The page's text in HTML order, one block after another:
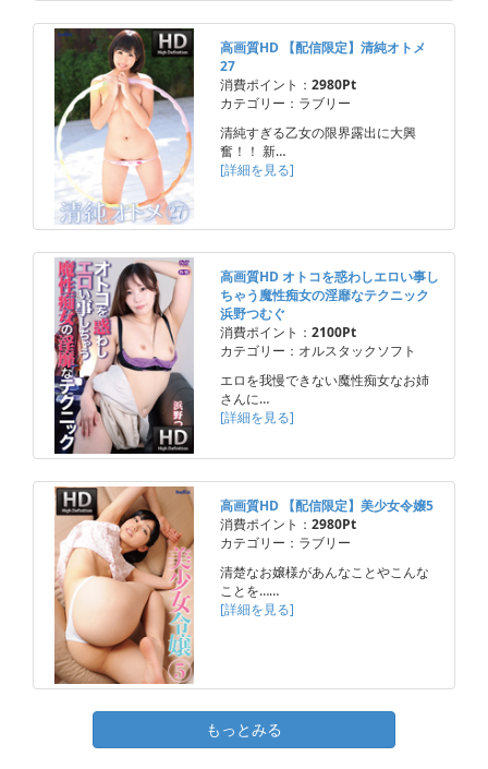
高画質HD 【配信限定】清純オトメ
27
消費ポイント： 2980Pt
カテゴリー：ラブリー
清純すぎる乙女の限界露出に大興
奮！！ 新…
[詳細を見る]
高画質HD オトコを惑わしエロい事し
ちゃう魔性痴女の淫靡なテクニック
浜野つむぐ
消費ポイント： 2100Pt
カテゴリー：オルスタックソフト
エロを我慢できない魔性痴女なお姉
さんに…
[詳細を見る]
高画質HD 【配信限定】美少女令嬢5
消費ポイント： 2980Pt
カテゴリー：ラブリー
清楚なお嬢様があんなことやこんな
ことを……
[詳細を見る]
もっとみる